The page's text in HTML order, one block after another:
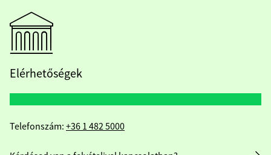
Elérhetőségek
Telefonszám: +36 1 482 5000